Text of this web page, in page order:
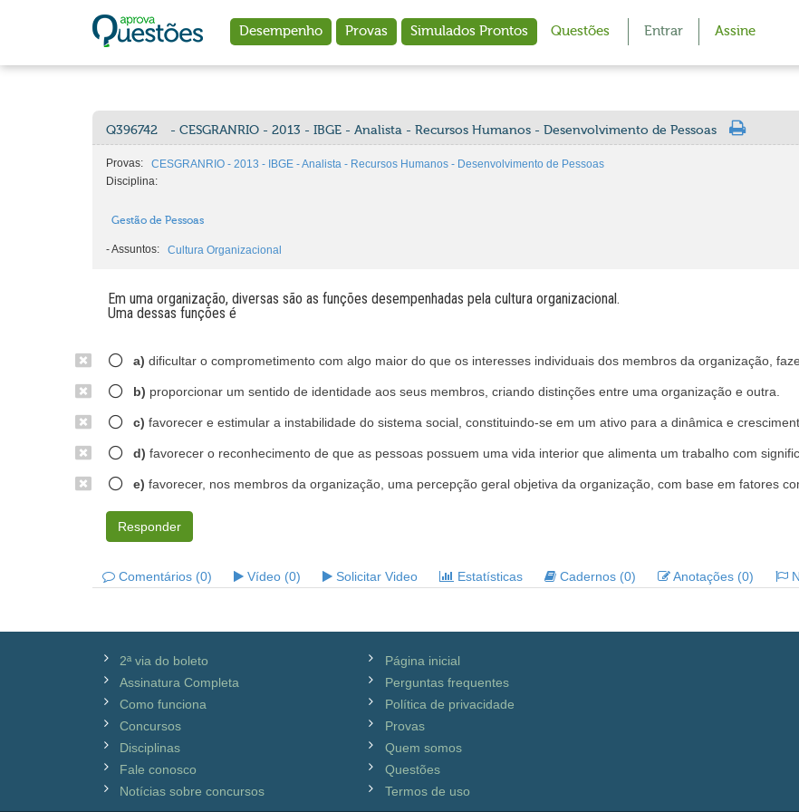
Desempenho Provas Simulados Prontos Questões Entrar Assine
Q396742 - CESGRANRIO - 2013 - IBGE - Analista - Recursos Humanos - Desenvolvimento de Pessoas
Provas:
CESGRANRIO - 2013 - IBGE - Analista - Recursos Humanos - Desenvolvimento de Pessoas
Disciplina:
Gestão de Pessoas
-Assuntos: Cultura Organizacional
Em uma organização, diversas são as funções desempenhadas pela cultura organizacional.
Uma dessas funções é
a) dificultar o comprometimento com algo maior do que os interesses individuais dos membros da organização,
b) proporcionar um sentido de identidade aos seus membros, criando distinções entre uma organização e outra.
c) favorecer e estimular a instabilidade do sistema social, constituindo-se em um ativo para a dinâmica e
d) favorecer o reconhecimento de que as pessoas possuem uma vida interior que alimenta um trabalho com
e) favorecer, nos membros da organização, uma percepção geral objetiva da organização, com base em fatores
Responder
Comentários (0) Vídeo (0) Solicitar Video Estatísticas Cadernos (0) Anotações (0)
2ª via do boleto
Assinatura Completa
Como funciona
Concursos
Disciplinas
Fale conosco
Notícias sobre concursos
Página inicial
Perguntas frequentes
Política de privacidade
Provas
Quem somos
Questões
Termos de uso